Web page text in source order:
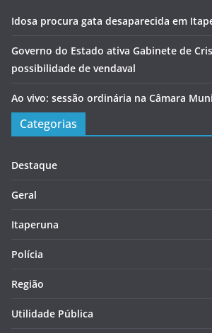
Idosa procura gata desaparecida em
Governo do Estado ativa Gabinete de
possibilidade de vendaval
Ao vivo: sessão ordinária na Câmara
Categorias
Destaque
Geral
Itaperuna
Polícia
Região
Utilidade Pública